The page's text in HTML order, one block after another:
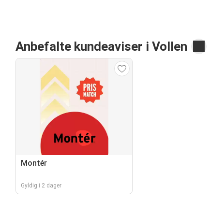
Anbefalte kundeaviser i Vollen
Montér
Gyldig i 2 dager